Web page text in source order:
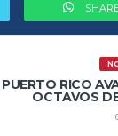
PUERTO RICO
OCTAVOS